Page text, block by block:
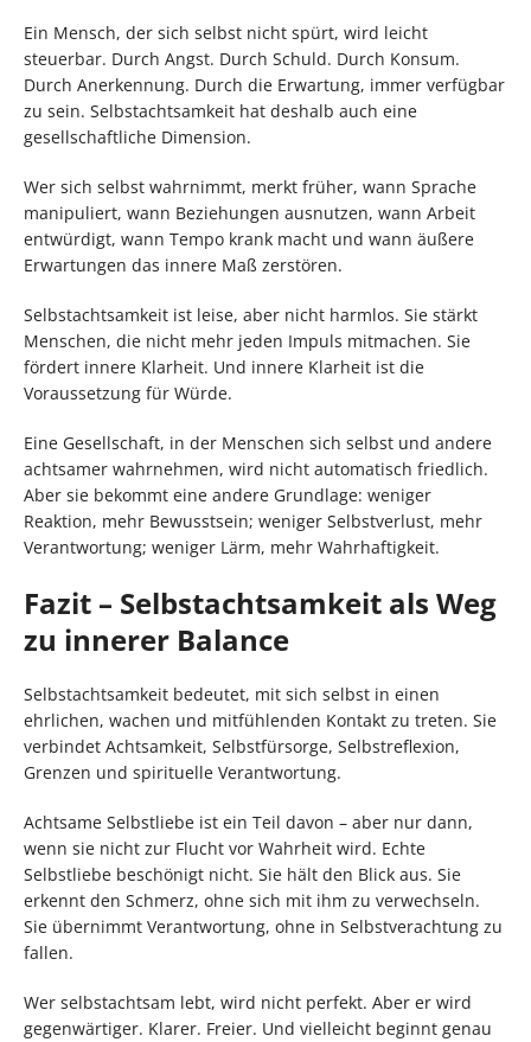
Ein Mensch, der sich selbst nicht spürt, wird leicht
steuerbar. Durch Angst. Durch Schuld. Durch Konsum.
Durch Anerkennung. Durch die Erwartung, immer verfügbar
zu sein. Selbstachtsamkeit hat deshalb auch eine
gesellschaftliche Dimension.
Wer sich selbst wahrnimmt, merkt früher, wann Sprache
manipuliert, wann Beziehungen ausnutzen, wann Arbeit
entwürdigt, wann Tempo krank macht und wann äußere
Erwartungen das innere Maß zerstören.
Selbstachtsamkeit ist leise, aber nicht harmlos. Sie stärkt
Menschen, die nicht mehr jeden Impuls mitmachen. Sie
fördert innere Klarheit. Und innere Klarheit ist die
Voraussetzung für Würde.
Eine Gesellschaft, in der Menschen sich selbst und andere
achtsamer wahrnehmen, wird nicht automatisch friedlich.
Aber sie bekommt eine andere Grundlage: weniger
Reaktion, mehr Bewusstsein; weniger Selbstverlust, mehr
Verantwortung; weniger Lärm, mehr Wahrhaftigkeit.
Fazit – Selbstachtsamkeit als Weg
zu innerer Balance
Selbstachtsamkeit bedeutet, mit sich selbst in einen
ehrlichen, wachen und mitfühlenden Kontakt zu treten. Sie
verbindet Achtsamkeit, Selbstfürsorge, Selbstreflexion,
Grenzen und spirituelle Verantwortung.
Achtsame Selbstliebe ist ein Teil davon – aber nur dann,
wenn sie nicht zur Flucht vor Wahrheit wird. Echte
Selbstliebe beschönigt nicht. Sie hält den Blick aus. Sie
erkennt den Schmerz, ohne sich mit ihm zu verwechseln.
Sie übernimmt Verantwortung, ohne in Selbstverachtung zu
fallen.
Wer selbstachtsam lebt, wird nicht perfekt. Aber er wird
gegenwärtiger. Klarer. Freier. Und vielleicht beginnt genau